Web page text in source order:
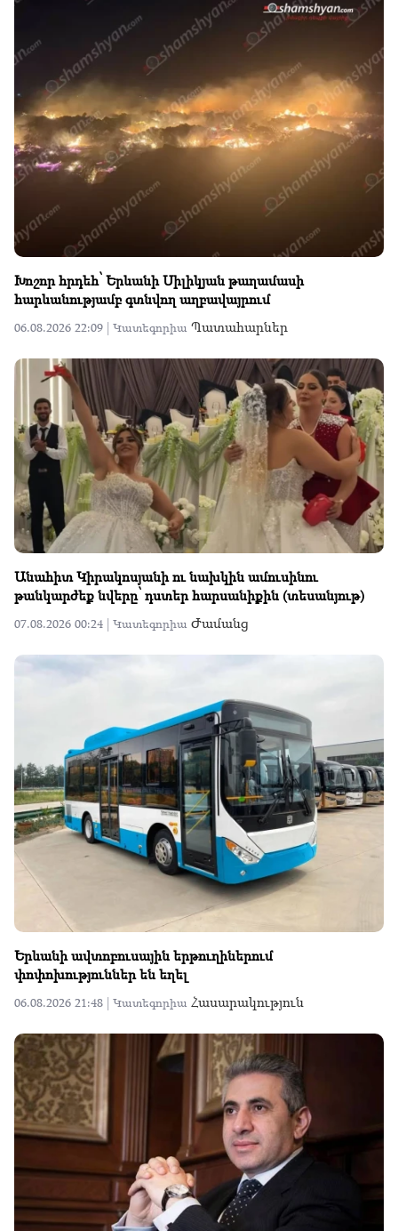
Խոշոր հրդեհ՝ Երևանի Սիլիկյան թաղամասի
հարևանությամբ գտնվող աղբավայրում
06.08.2026 22:09 | Կատեգորիա Պատահարներ
Անահիտ Կիրակոսյանի ու նախկին ամուսինու
թանկարժեք նվերը՝ դստեր հարսանիքին (տեսանյութ)
07.08.2026 00:24 | Կատեգորիա Ժամանց
Երևանի ավտոբուսային երթուղիներում
փոփոխություններ են եղել
06.08.2026 21:48 | Կատեգորիա Հասարակություն